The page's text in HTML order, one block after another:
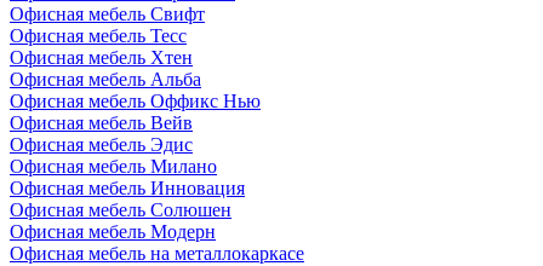
Офисная мебель Свифт
Офисная мебель Тесс
Офисная мебель Хтен
Офисная мебель Альба
Офисная мебель Оффикс Нью
Офисная мебель Вейв
Офисная мебель Эдис
Офисная мебель Милано
Офисная мебель Инновация
Офисная мебель Солюшен
Офисная мебель Модерн
Офисная мебель на металлокаркасе